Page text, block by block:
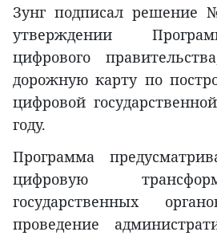
Зунг подписал решение
утверждении
цифрового
дорожную карту по
цифровой
году.
Программа
цифровую
государственных
проведение